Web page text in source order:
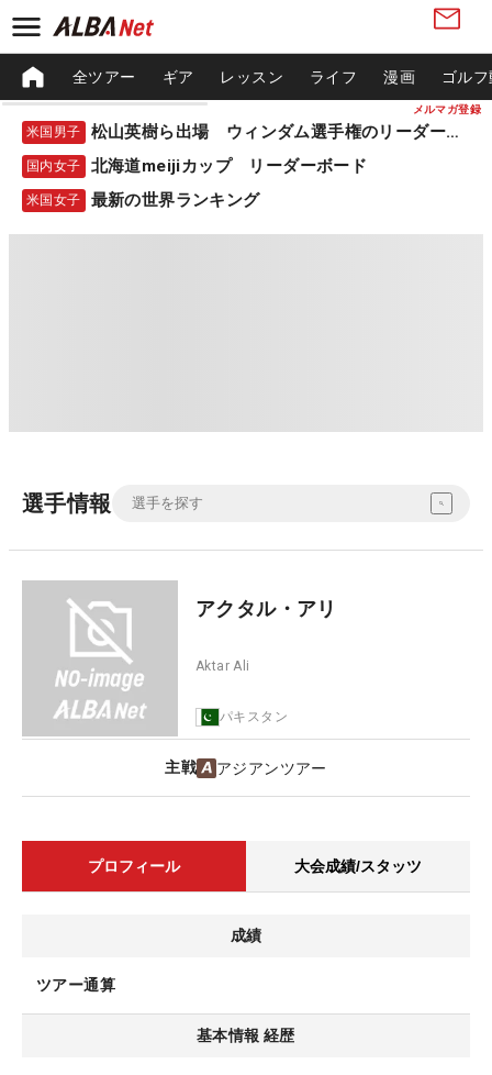
メルマガ登録
全ツアー ギア レッスン ライフ 漫画 ゴル
米国男子 松山英樹ら出場 ウィンダム選手権のリーダーボード
国内女子 北海道meijiカップ リーダーボード
米国女子 最新の世界ランキング
選手情報
アクタル・アリ
Aktar Ali
パキスタン
主戦 アジアンツアー
プロフィール 大会成績/スタッツ
成績
ツアー通算
基本情報 経歴